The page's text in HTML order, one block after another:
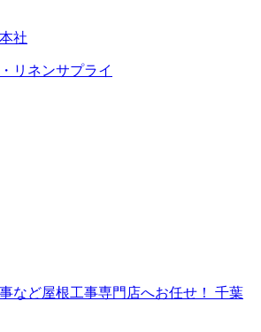
社
リネンサプライ
など屋根工事専門店へお任せ！ 千葉